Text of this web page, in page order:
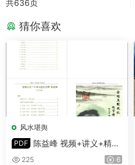
共636页
猜你喜欢
风水堪舆
PDF 陈益峰 视频+讲义+精华
文档资料合集
225 6